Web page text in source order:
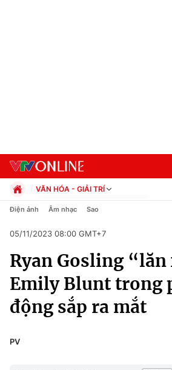
Chuyên mục
Chính trị
Xã hội
Pháp luật
VĂN HÓA - GIẢI TRÍ
Chính trị
Pháp luật
Kinh tế
Thể thao
Truyền hình
Văn hóa - Giải trí
Y tế
Điện ảnh Âm nhạc Sao
05/11/2023 08:00 GMT+7
Ryan Gosling “lăn
Emily Blunt trong
động sắp ra mắt
PV